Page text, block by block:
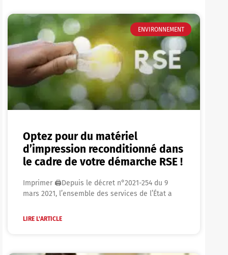
ENVIRONNEMENT
Optez pour du matériel
d’impression reconditionné dans
le cadre de votre démarche RSE !
Imprimer 🖨Depuis le décret n°2021-254 du 9
mars 2021, l’ensemble des services de l’État a
LIRE L'ARTICLE